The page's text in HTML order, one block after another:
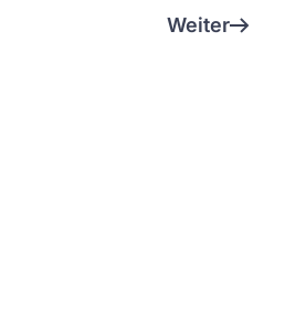
Weiter